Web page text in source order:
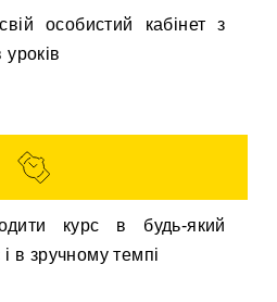
особистий кабінет з
курс в будь-який
в зручному темпі